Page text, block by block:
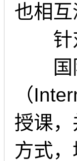
也相
针对
国际
（
授课
方式